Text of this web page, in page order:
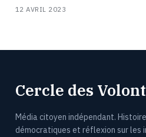
12 AVRIL 2023
Cercle des
Média citoyen indépendant.
démocratiques et réflexion sur les